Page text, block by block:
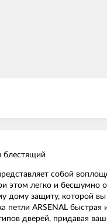
блестящий
собой
этом легко и бесшумно
дому защиту, которой
ARSENAL
дверей, придавая